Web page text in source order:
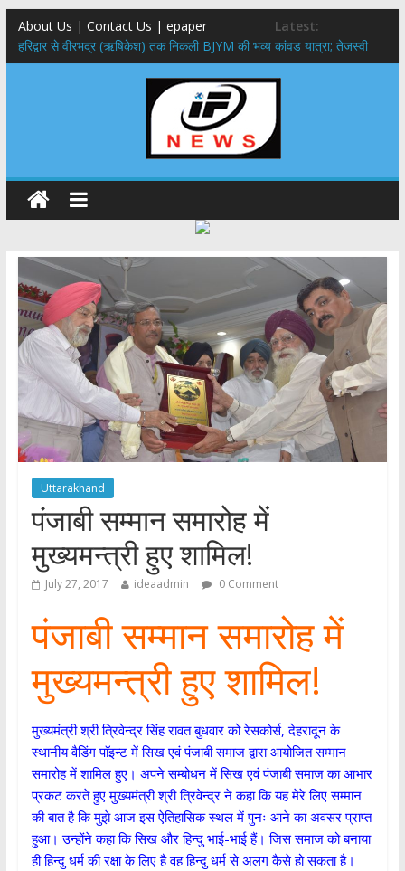
About Us | Contact Us | epaper
Latest:
​हरिद्वार से वीरभद्र (ऋषिकेश) तक निकली BJYM की भव्य कांवड़ यात्रा; तेजस्वी
सूर्या ने की देश व प्रदेशवासियों के कल्याण की कामना
नंदा की चौकी पुल हादसा: PWD के EE, AE और JE निलंबित, सीएम धामी के निर्देश
मुख्यमंत्री ने 9 लाख 87 हजार17 पेंशन लाभार्थियों को कुल 146 करोड़ 32 लाख
राष्ट्रीय हथकरघा दिवस पर मुख्यमंत्री धामी ने उत्कृष्ट बुनकरों और हस्तशिल्प
कारीगरों को किया सम्मानित
​धामी कैबिनेट का बड़ा फैसला: पशुपालकों को 60% तक सब्सिडी, गंगा एक्सप्रेसवे का
हरिद्वार तक होगा विस्तार
Uttarakhand
पंजाबी सम्मान समारोह में
मुख्यमन्त्री हुए शामिल!
July 27, 2017 ideaadmin 0 Comment
पंजाबी सम्मान समारोह में
मुख्यमन्त्री हुए शामिल!
मुख्यमंत्री श्री त्रिवेन्द्र सिंह रावत बुधवार को रेसकोर्स, देहरादून के
स्थानीय वैडिंग पाॅइन्ट में सिख एवं पंजाबी समाज द्वारा आयोजित सम्मान
समारोह में शामिल हुए। अपने सम्बोधन में सिख एवं पंजाबी समाज का आभार
प्रकट करते हुए मुख्यमंत्री श्री त्रिवेन्द्र ने कहा कि यह मेरे लिए सम्मान
की बात है कि मुझे आज इस ऐतिहासिक स्थल में पुनः आने का अवसर प्राप्त
हुआ। उन्होंने कहा कि सिख और हिन्दु भाई-भाई हैं। जिस समाज को बनाया
ही हिन्दु धर्म की रक्षा के लिए है वह हिन्दु धर्म से अलग कैसे हो सकता है।